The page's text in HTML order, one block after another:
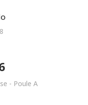
- Poule A